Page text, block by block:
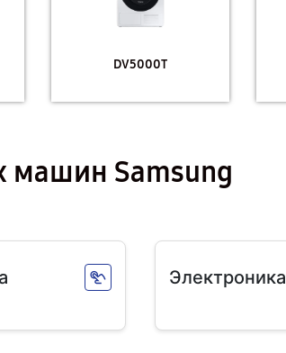
DV5000T
машин Samsung
Электроника